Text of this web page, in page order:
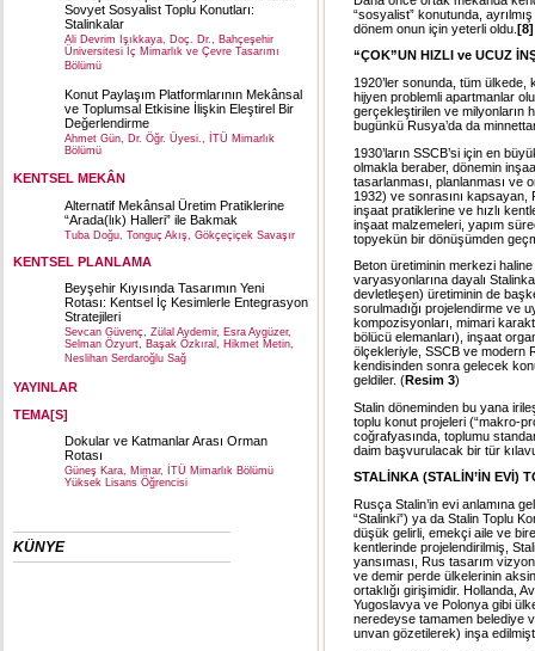
Sovyet Sosyalist Toplu Konutları:
Stalinkalar
Ali Devrim Işıkkaya, Doç. Dr., Bahçeşehir
Üniversitesi İç Mimarlık ve Çevre Tasarımı
Bölümü
Konut Paylaşım Platformlarının Mekânsal
ve Toplumsal Etkisine İlişkin Eleştirel Bir
Değerlendirme
Ahmet Gün, Dr. Öğr. Üyesi., İTÜ Mimarlık
Bölümü
KENTSEL MEKÂN
Alternatif Mekânsal Üretim Pratiklerine
“Arada(lık) Halleri” ile Bakmak
Tuba Doğu, Tonguç Akış, Gökçeçiçek Savaşır
KENTSEL PLANLAMA
Beyşehir Kıyısında Tasarımın Yeni
Rotası: Kentsel İç Kesimlerle Entegrasyon
Stratejileri
Sevcan Güvenç, Zülal Aydemir, Esra Aygüzer,
Selman Özyurt, Başak Özkıral, Hikmet Metin,
Neslihan Serdaroğlu Sağ
YAYINLAR
TEMA[S]
Dokular ve Katmanlar Arası Orman
Rotası
Güneş Kara, Mimar, İTÜ Mimarlık Bölümü
Yüksek Lisans Öğrencisi
KÜNYE
“sosyalist” konutunda,
dönem onun için yeterli oldu. [8]
“ÇOK”UN HIZLI ve UCUZ
1920’ler sonunda, tüm ülkede,
hijyen problemli apartmanlar
gerçekleştirilen ve milyonların
bugünkü Rusya’da da
1930’ların SSCB’si için en
olmakla beraber, dönemin
tasarlanması, planlanması ve
1932) ve sonrasını
inşaat pratiklerine ve hızlı
inşaat malzemeleri, yapım
topyekün bir dönüşümden
Beton üretiminin merkezi
varyasyonlarına dayalı
devletleşen) üretiminin de
sorulmadığı projelendirme ve
kompozisyonları, mimari
bölücü elemanları), inşaat
ölçekleriyle, SSCB ve modern
kendisinden sonra gelecek
geldiler. (Resim 3)
Stalin döneminden bu yana
toplu konut projeleri (“makro-
coğrafyasında, toplumu
daim başvurulacak bir tür
STALİNKA (STALİN’İN EVİ)
Rusça Stalin’in evi anlamına
“Stalinki”) ya da Stalin Toplu
düşük gelirli, emekçi aile ve
kentlerinde projelendirilmiş,
yansıması, Rus tasarım
ve demir perde ülkelerinin
ortaklığı girişimidir. Hollanda,
Yugoslavya ve Polonya gibi
neredeyse tamamen belediye
unvan gözetilerek) inşa